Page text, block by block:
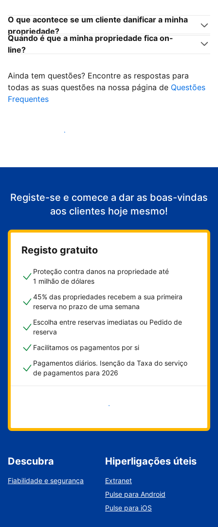
O que acontece se um cliente danificar a minha
propriedade?
Quando é que a minha propriedade fica on-
line?
Ainda tem questões? Encontre as respostas para
todas as suas questões na nossa página de Questões
Frequentes
Comece a receber clientes
Registe-se e comece a dar as boas-vindas
aos clientes hoje mesmo!
Registo gratuito
Proteção contra danos na propriedade até
1 milhão de dólares
45% das propriedades recebem a sua primeira
reserva no prazo de uma semana
Escolha entre reservas imediatas ou Pedido de
reserva
Facilitamos os pagamentos por si
Pagamentos diários. Isenção da Taxa do serviço
de pagamentos para 2026
Comece já
Descubra
Fiabilidade e segurança
Hiperligações úteis
Extranet
Pulse para Android
Pulse para iOS